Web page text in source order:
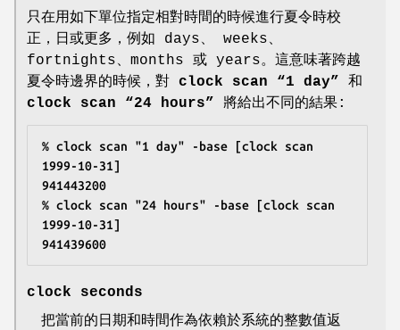
只在用如下單位指定相對時間的時候進行夏令時校
正，日或更多，例如 days、 weeks、
fortnights、months 或 years。這意味著跨越
夏令時邊界的時候，對 clock scan “1 day”
和
clock scan “24 hours” 將給出不同的結果:
% clock scan "1 day" -base [clock scan
1999-10-31]
941443200
% clock scan "24 hours" -base [clock scan
1999-10-31]
941439600
clock seconds
把當前的日期和時間作為依賴於系統的整數值返